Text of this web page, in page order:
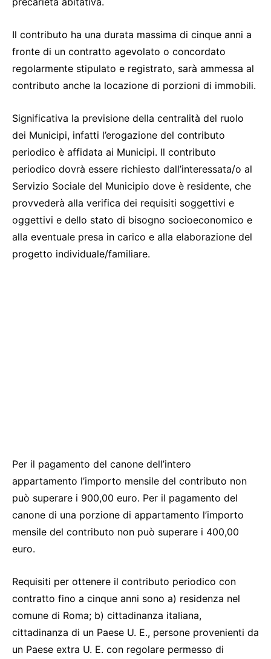
Il contributo ha una durata massima di cinque anni a
fronte di un contratto agevolato o concordato
regolarmente stipulato e registrato, sarà ammessa al
contributo anche la locazione di porzioni di immobili.
Significativa la previsione della centralità del ruolo
dei Municipi, infatti l’erogazione del contributo
periodico è affidata ai Municipi. Il contributo
periodico dovrà essere richiesto dall’interessata/o al
Servizio Sociale del Municipio dove è residente, che
provvederà alla verifica dei requisiti soggettivi e
oggettivi e dello stato di bisogno socioeconomico e
alla eventuale presa in carico e alla elaborazione del
progetto individuale/familiare.
Per il pagamento del canone dell’intero
appartamento l’importo mensile del contributo non
può superare i 900,00 euro. Per il pagamento del
canone di una porzione di appartamento l’importo
mensile del contributo non può superare i 400,00
euro.
Requisiti per ottenere il contributo periodico con
contratto fino a cinque anni sono a) residenza nel
comune di Roma; b) cittadinanza italiana,
cittadinanza di un Paese U. E., persone provenienti da
un Paese extra U. E. con regolare permesso di